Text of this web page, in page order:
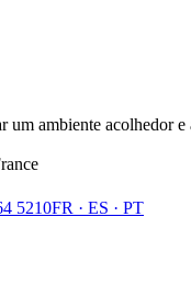
ambiente acolhedor
5210FR · ES · PT